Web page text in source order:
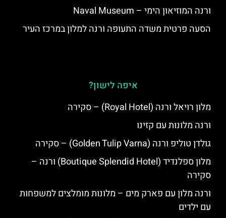
ורנה המוזיאון הימי – Naval Museum
הסעה פרטית משדה התעופה ורנה למלון במרכז העיר
איפה לישון?
מלון רויאל ורנה (Royal Hotel) – סקירה
ורנה מלונות עם קזינו
גולדן טוליפ ורנה (Golden Tulip Varna) – סקירה
מלון ספלנדיד (Boutique Splendid Hotel) ורנה –
סקירה
ורנה מלון עם פארק מים – מלונות מומלצים למשפחות
עם ילדים